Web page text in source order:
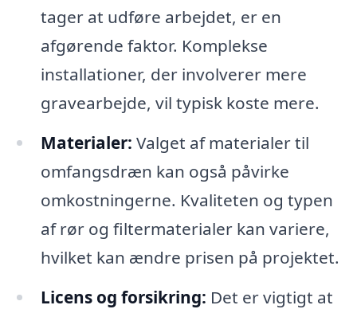
tager at udføre arbejdet, er en
afgørende faktor. Komplekse
installationer, der involverer mere
gravearbejde, vil typisk koste mere.
Materialer: Valget af materialer til
omfangsdræn kan også påvirke
omkostningerne. Kvaliteten og typen
af rør og filtermaterialer kan variere,
hvilket kan ændre prisen på projektet.
Licens og forsikring: Det er vigtigt at